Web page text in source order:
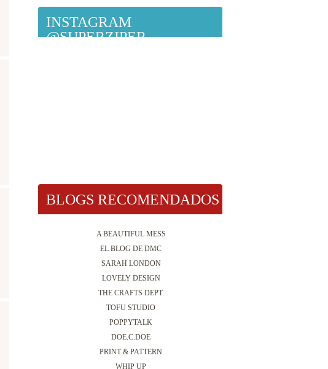
INSTAGRAM
@SUPERZIPER
BLOGS RECOMENDADOS
A BEAUTIFUL MESS
EL BLOG DE DMC
SARAH LONDON
LOVELY DESIGN
THE CRAFTS DEPT.
TOFU STUDIO
POPPYTALK
DOE.C.DOE
PRINT & PATTERN
WHIP UP